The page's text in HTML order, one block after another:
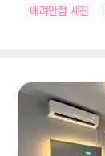
배려만점 세진